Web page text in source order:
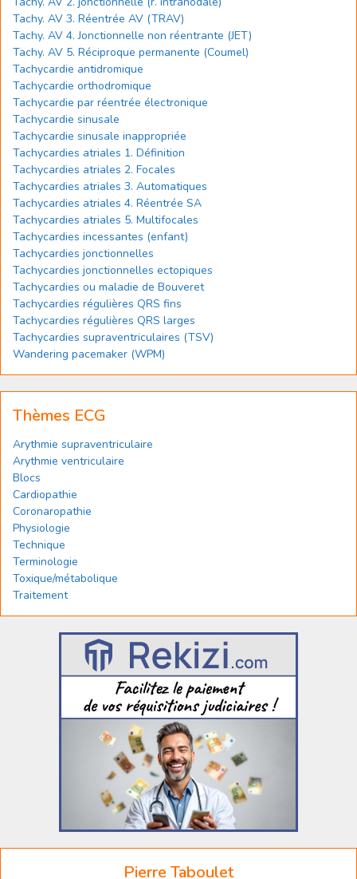
Tachy. AV 3. Réentrée AV (TRAV)
Tachy. AV 4. Jonctionnelle non réentrante (JET)
Tachy. AV 5. Réciproque permanente (Coumel)
Tachycardie antidromique
Tachycardie orthodromique
Tachycardie par réentrée électronique
Tachycardie sinusale
Tachycardie sinusale inappropriée
Tachycardies atriales 1. Définition
Tachycardies atriales 2. Focales
Tachycardies atriales 3. Automatiques
Tachycardies atriales 4. Réentrée SA
Tachycardies atriales 5. Multifocales
Tachycardies incessantes (enfant)
Tachycardies jonctionnelles
Tachycardies jonctionnelles ectopiques
Tachycardies ou maladie de Bouveret
Tachycardies régulières QRS fins
Tachycardies régulières QRS larges
Tachycardies supraventriculaires (TSV)
Wandering pacemaker (WPM)
Thèmes ECG
Arythmie supraventriculaire
Arythmie ventriculaire
Blocs
Cardiopathie
Coronaropathie
Physiologie
Technique
Terminologie
Toxique/métabolique
Traitement
Pierre Taboulet